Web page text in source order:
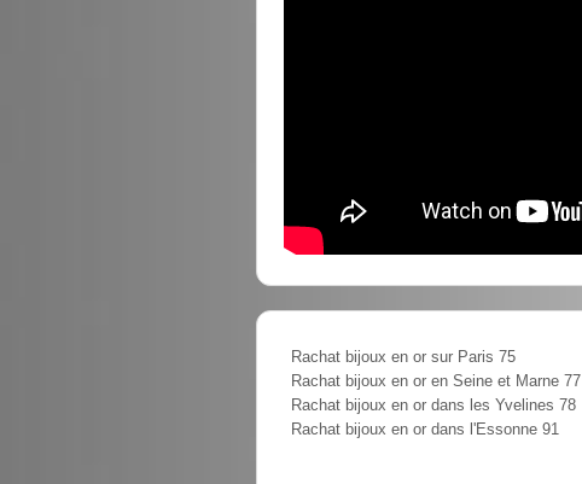
Rachat bijoux en or sur Paris 75
Rachat bijoux en or en Seine et Marne 77
Rachat bijoux en or dans les Yvelines 78
Rachat bijoux en or dans l'Essonne 91